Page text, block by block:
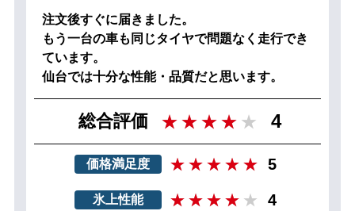
注文後すぐに届きました。
もう一台の車も同じタイヤで問題なく走行でき
ています。
仙台では十分な性能・品質だと思います。
総合評価 4
価格満足度 5
氷上性能 4